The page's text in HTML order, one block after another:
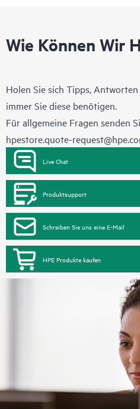
Wie Können Wir
Holen Sie sich Tipps,
immer Sie diese benötigen.
Für allgemeine Fragen senden
hpestore.quote-
Live Chat
Produktsupport
Schreiben Sie uns eine E-Mail
HPE Produkte kaufen